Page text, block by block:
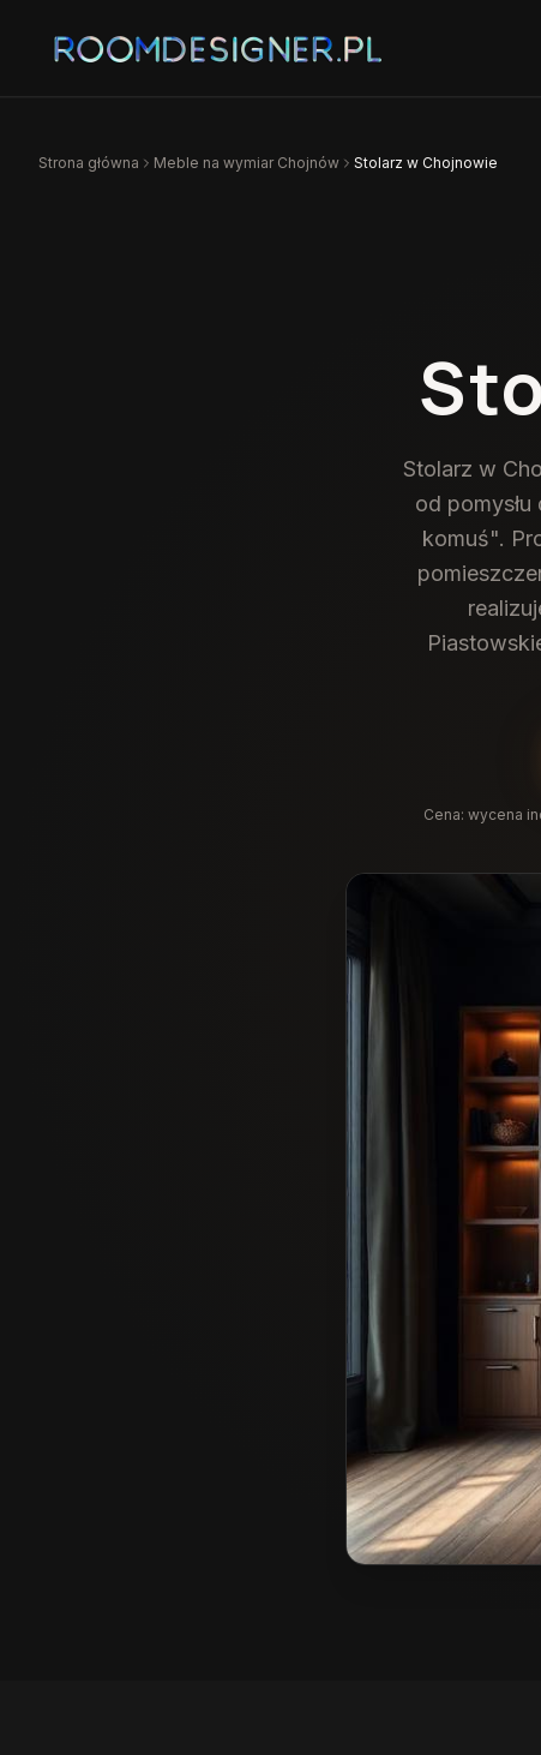
Strona główna Meble na wymiar Chojnów Stolarz w Chojnowie
Stolarz w
od
komuś".
Cena: wycena